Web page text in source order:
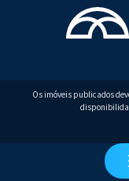
Os imóveis publicados